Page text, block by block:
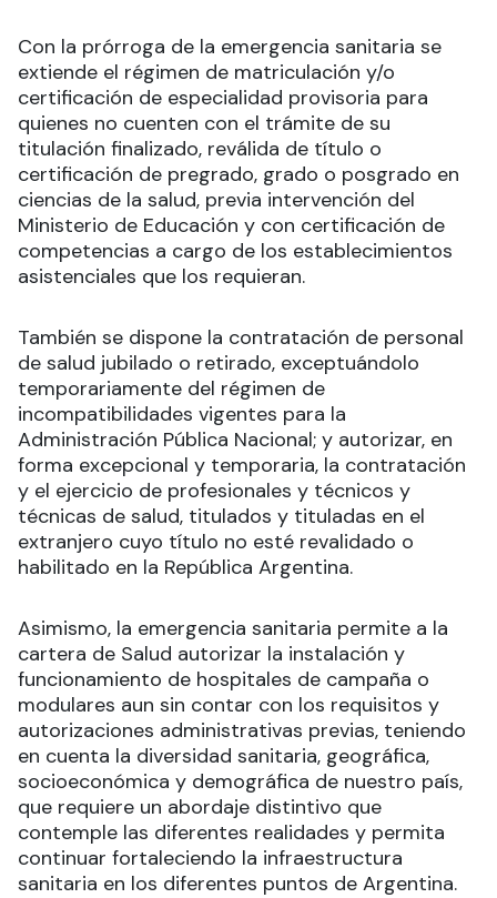
Con la prórroga de la emergencia sanitaria se
extiende el régimen de matriculación y/o
certificación de especialidad provisoria para
quienes no cuenten con el trámite de su
titulación finalizado, reválida de título o
certificación de pregrado, grado o posgrado en
ciencias de la salud, previa intervención del
Ministerio de Educación y con certificación de
competencias a cargo de los establecimientos
asistenciales que los requieran.
También se dispone la contratación de personal
de salud jubilado o retirado, exceptuándolo
temporariamente del régimen de
incompatibilidades vigentes para la
Administración Pública Nacional; y autorizar, en
forma excepcional y temporaria, la contratación
y el ejercicio de profesionales y técnicos y
técnicas de salud, titulados y tituladas en el
extranjero cuyo título no esté revalidado o
habilitado en la República Argentina.
Asimismo, la emergencia sanitaria permite a la
cartera de Salud autorizar la instalación y
funcionamiento de hospitales de campaña o
modulares aun sin contar con los requisitos y
autorizaciones administrativas previas, teniendo
en cuenta la diversidad sanitaria, geográfica,
socioeconómica y demográfica de nuestro país,
que requiere un abordaje distintivo que
contemple las diferentes realidades y permita
continuar fortaleciendo la infraestructura
sanitaria en los diferentes puntos de Argentina.